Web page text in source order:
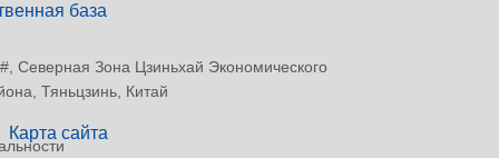
база
Северная Зона Цзиньхай Экономического
Тяньцзинь, Китай
Карта сайта